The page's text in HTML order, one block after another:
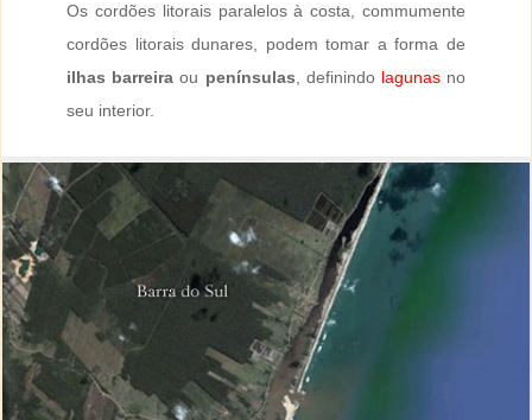
Os cordões litorais paralelos à costa, commumente
cordões litorais dunares, podem tomar a forma de
ilhas barreira ou penínsulas, definindo lagunasno
seu interior.